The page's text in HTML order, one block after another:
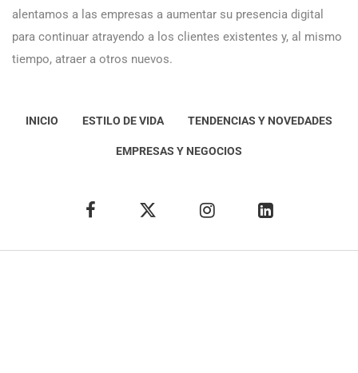
alentamos a las empresas a aumentar su presencia digital
para continuar atrayendo a los clientes existentes y, al mismo
tiempo, atraer a otros nuevos.
INICIO ESTILO DE VIDA TENDENCIAS Y NOVEDADES
EMPRESAS Y NEGOCIOS